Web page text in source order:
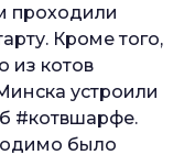
проходили
Кроме того,
из котов
устроили
#котвшарфе.
было